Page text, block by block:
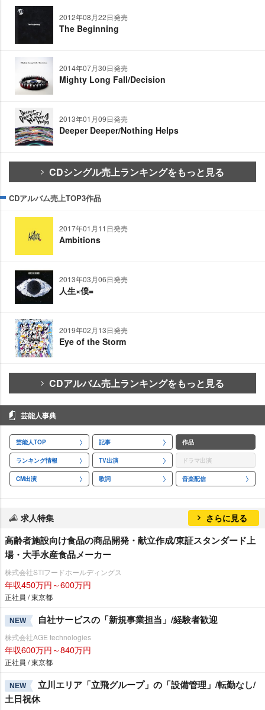
2012年08月22日発売
The Beginning
2014年07月30日発売
Mighty Long Fall/Decision
2013年01月09日発売
Deeper Deeper/Nothing Helps
CDシングル売上ランキングをもっと見る
CDアルバム売上TOP3作品
2017年01月11日発売
Ambitions
2013年03月06日発売
人生×僕=
2019年02月13日発売
Eye of the Storm
CDアルバム売上ランキングをもっと見る
芸能人事典
芸能人TOP 記事 作品
ランキング情報 TV出演 ドラマ出演
CM出演 歌詞 音楽配信
求人特集 さらに見る
高齢者施設向け食品の商品開発・献立作成/東証スタンダード上
場・大手水産食品メーカー
株式会社STIフードホールディングス
年収450万円～600万円
正社員 / 東京都
NEW 自社サービスの「新規事業担当」/経験者歓迎
株式会社AGE technologies
年収600万円～840万円
正社員 / 東京都
NEW
立川エリア「立飛グループ」の「設備管理」/転勤なし/
土日祝休